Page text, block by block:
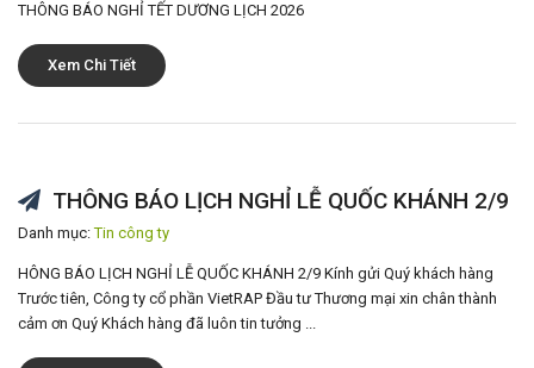
THÔNG BÁO NGHỈ TẾT DƯƠNG LỊCH 2026
Xem Chi Tiết
THÔNG BÁO LỊCH NGHỈ LỄ QUỐC KHÁNH 2/9
Danh mục:Tin công ty
HÔNG BÁO LỊCH NGHỈ LỄ QUỐC KHÁNH 2/9 Kính gửi Quý khách hàng
Trước tiên, Công ty cổ phần VietRAP Đầu tư Thương mại xin chân thành
cảm ơn Quý Khách hàng đã luôn tin tưởng ...